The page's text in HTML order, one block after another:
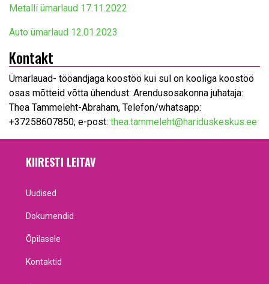
Metalli ümarlaud 17.11.2022
Auto ümarlaud 12.01.2023
Kontakt
Ümarlauad- tööandjaga koostöö kui sul on kooliga koostöö
osas mõtteid võtta ühendust: Arendusosakonna juhataja:
Thea Tammeleht-Abraham, Telefon/whatsapp:
+37258607850; e-post: thea.tammeleht@hariduskeskus.ee
KIIRESTI LEITAV
Uudised
Dokumendid
Õpilasele
Kontaktid